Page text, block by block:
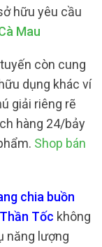
hữu yêu cầu
Mau
còn cung
dụng khác ví
giải riêng rẽ
hàng 24/bảy
Shop bán
chia buồn
Tốc không
năng lượng